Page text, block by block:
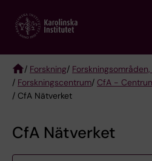
main
Breadcrumb
/ Forskning/
/ Forskningscentrum/ CfA -
/ CfA Nätverket
CfA Nätverket